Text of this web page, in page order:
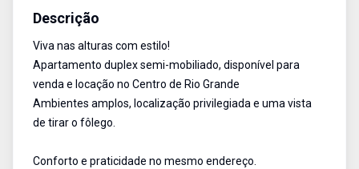
Descrição
Viva nas alturas com estilo!
Apartamento duplex semi-mobiliado, disponível para
venda e locação no Centro de Rio Grande
Ambientes amplos, localização privilegiada e uma vista
de tirar o fôlego.
Conforto e praticidade no mesmo endereço.